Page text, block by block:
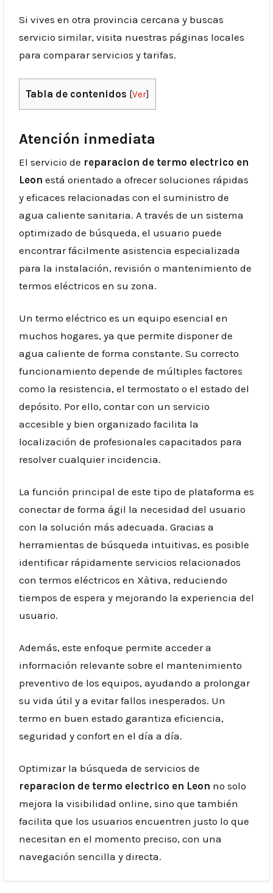
Si vives en otra provincia cercana y buscas
servicio similar, visita nuestras páginas locales
para comparar servicios y tarifas.
Tabla de contenidos [Ver]
Atención inmediata
El servicio de reparacion de termo electrico en
Leon está orientado a ofrecer soluciones rápidas
y eficaces relacionadas con el suministro de
agua caliente sanitaria. A través de un sistema
optimizado de búsqueda, el usuario puede
encontrar fácilmente asistencia especializada
para la instalación, revisión o mantenimiento de
termos eléctricos en su zona.
Un termo eléctrico es un equipo esencial en
muchos hogares, ya que permite disponer de
agua caliente de forma constante. Su correcto
funcionamiento depende de múltiples factores
como la resistencia, el termostato o el estado del
depósito. Por ello, contar con un servicio
accesible y bien organizado facilita la
localización de profesionales capacitados para
resolver cualquier incidencia.
La función principal de este tipo de plataforma es
conectar de forma ágil la necesidad del usuario
con la solución más adecuada. Gracias a
herramientas de búsqueda intuitivas, es posible
identificar rápidamente servicios relacionados
con termos eléctricos en Xàtiva, reduciendo
tiempos de espera y mejorando la experiencia del
usuario.
Además, este enfoque permite acceder a
información relevante sobre el mantenimiento
preventivo de los equipos, ayudando a prolongar
su vida útil y a evitar fallos inesperados. Un
termo en buen estado garantiza eficiencia,
seguridad y confort en el día a día.
Optimizar la búsqueda de servicios de
reparacion de termo electrico en Leon no solo
mejora la visibilidad online, sino que también
facilita que los usuarios encuentren justo lo que
necesitan en el momento preciso, con una
navegación sencilla y directa.